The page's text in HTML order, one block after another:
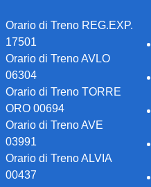
Orario di Treno REG.EXP.
17501
Orario di Treno AVLO
06304
Orario di Treno TORRE
ORO 00694
Orario di Treno AVE
03991
Orario di Treno ALVIA
00437